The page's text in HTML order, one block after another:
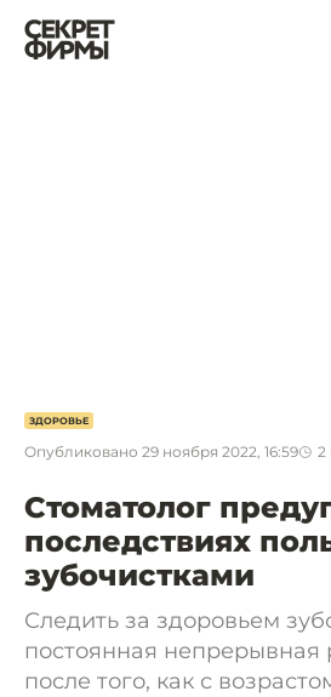
ЗДОРОВЬЕ
Опубликовано 29 ноября 2022, 16:59 2
Стоматолог
последствиях
зубочистками
Следить за здоровьем
постоянная непрерывная
после того, как с